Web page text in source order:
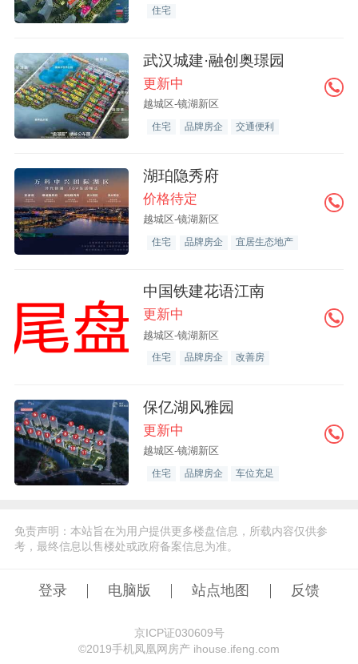
住宅
武汉城建·融创奥璟园
更新中
越城区-镜湖新区
住宅 品牌房企 交通便利
湖珀隐秀府
价格待定
越城区-镜湖新区
住宅 品牌房企 宜居生态地产
中国铁建花语江南
更新中
越城区-镜湖新区
住宅 品牌房企 改善房
保亿湖风雅园
更新中
越城区-镜湖新区
住宅 品牌房企 车位充足
免责声明：本站旨在为用户提供更多楼盘信息，所载内容仅供参
考，最终信息以售楼处或政府备案信息为准。
登录 电脑版 站点地图 反馈
京ICP证030609号
©️2019手机凤凰网房产 ihouse.ifeng.com